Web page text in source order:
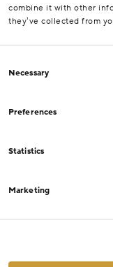
combine it with other
they’ve collected from
Selection
Necessary
Preferences
Statistics
Marketing